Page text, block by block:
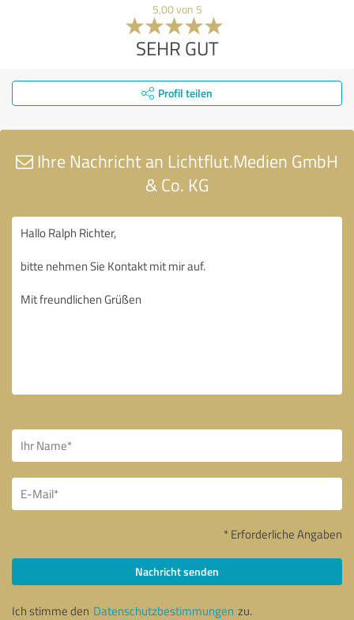
5,00 von 5
SEHR GUT
Profil teilen
Ihre Nachricht an Lichtflut.Medien GmbH
& Co. KG
* Erforderliche Angaben
Nachricht senden
Ich stimme den Datenschutzbestimmungen zu.